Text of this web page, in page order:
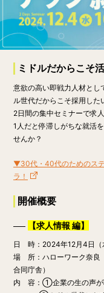
ミドルだからこそ
意欲の高い即戦力人材とし
ル世代だからこそ採用した
2日間の集中セミナーで求
1人だと停滞しがちな就活
せんか？
▼30代・40代のためのス
ラ！
開催概要
【求人情報 編】
日 時：2024年12月4日（
場 所：ハローワーク奈良
合同庁舎）
内 容：①企業の生の声が